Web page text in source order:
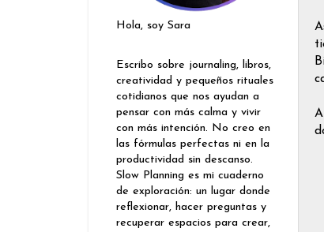
Hola, soy Sara
Escribo sobre journaling, libros,
creatividad y pequeños rituales
cotidianos que nos ayudan a
pensar con más calma y vivir
con más intención. No creo en
las fórmulas perfectas ni en la
productividad sin descanso.
Slow Planning es mi cuaderno
de exploración: un lugar donde
reflexionar, hacer preguntas y
recuperar espacios para crear,